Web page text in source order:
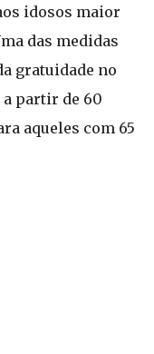
idosos maior
das medidas
gratuidade no
partir de 60
aqueles com 65